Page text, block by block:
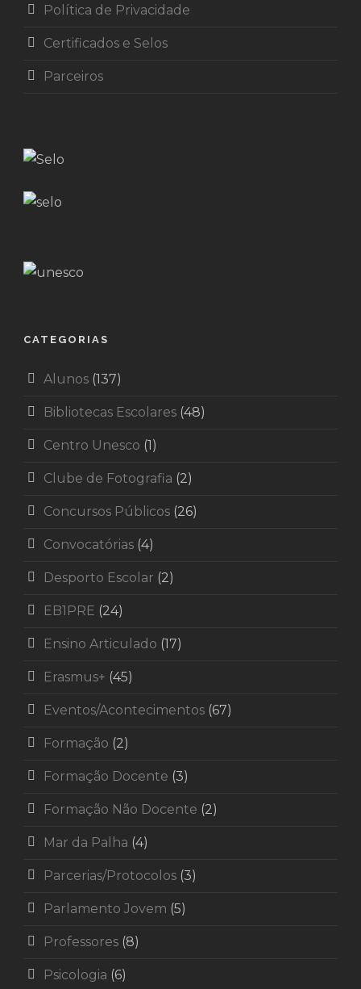
Política de Privacidade
Certificados e Selos
Parceiros
CATEGORIAS
Alunos (137)
Bibliotecas Escolares (48)
Centro Unesco (1)
Clube de Fotografia (2)
Concursos Públicos (26)
Convocatórias (4)
Desporto Escolar (2)
EB1PRE (24)
Ensino Articulado (17)
Erasmus+ (45)
Eventos/Acontecimentos (67)
Formação (2)
Formação Docente (3)
Formação Não Docente (2)
Mar da Palha (4)
Parcerias/Protocolos (3)
Parlamento Jovem (5)
Professores (8)
Psicologia (6)